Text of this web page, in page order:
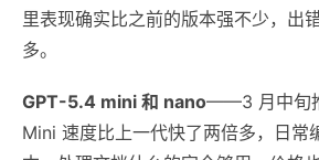
里表现确实比之前的版本强不少，出
多。
GPT-5.4 mini 和 nano——3 月中旬
Mini 速度比上一代快了两倍多，日常